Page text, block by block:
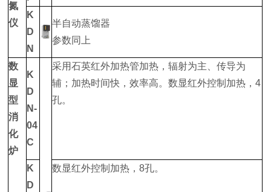
氮
仪
K
D
N
半自动蒸馏器
参数同上
数
显
型
消
化
炉
K
D
N-
04
C
采用石英红外加热管加热，辐射为主、传导为
辅；加热时间快，效率高。数显红外控制加热，4
孔。
K
D
数显红外控制加热，8孔。